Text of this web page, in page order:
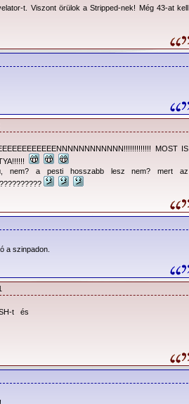
t. Viszont örülok a Stripped-nek! Még 43-at kell
MOST IS
nem? a pesti hosszabb lesz nem? mert az
a szinpadon.
t és